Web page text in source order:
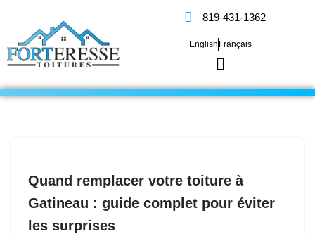
Skip
to
content
819-431-1362
English Français
Quand remplacer votre toiture à
Gatineau : guide complet pour éviter
les surprises